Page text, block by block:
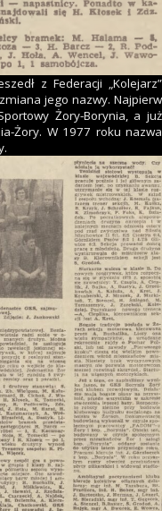
z Federacji „Kolejarz”
jego nazwy. Najpierw
Żory-Borynia, a już
Żory. W 1977 roku nazwa